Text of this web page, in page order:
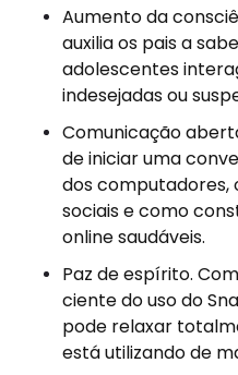
Aumento da
auxilia os pais a
adolescentes
indesejadas ou
Comunicação
de iniciar uma
dos computadores,
sociais e como
online saudáveis.
Paz de espírito.
ciente do uso do
pode relaxar
está utilizando de